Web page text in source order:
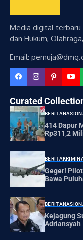
Media digital terbaru
dan Hukum,
Email:
Curated
BERITA
414 Dapur
Rp311,2
BERITA
Geger!
Bawa
BERITA
Kejagung
Adriansyah